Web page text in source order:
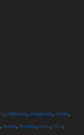
, собрание, вождение, права,
, трактор, техосмотр, курсы, 2022,